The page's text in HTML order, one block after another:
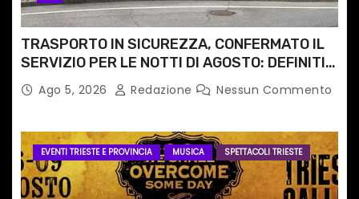
TRASPORTO IN SICUREZZA, CONFERMATO IL
SERVIZIO PER LE NOTTI DI AGOSTO: DEFINITI
PERCORSI, FERMATE E ORARIO
Ago 5, 2026 Redazione Nessun Commento
EVENTI TRIESTE E PROVINCIA MUSICA SPETTACOLI TRIESTE